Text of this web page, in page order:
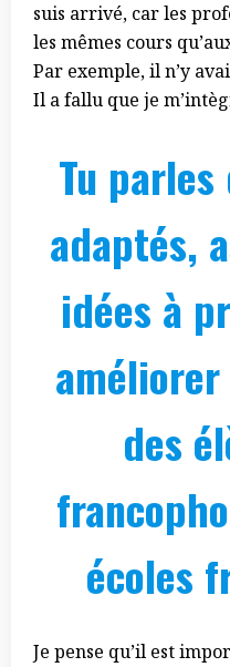
suis arrivé, car les
les mêmes cours
Par exemple, il n’y
Il a fallu que je
Tu
adaptés,
idées à
des
écoles
Je pense qu’il est